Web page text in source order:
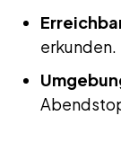
erkunden.